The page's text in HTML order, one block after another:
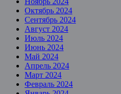
Октябрь 2024
Сентябрь 2024
Август 2024
Июль 2024
Июнь 2024
Май 2024
Апрель 2024
Март 2024
Февраль 2024